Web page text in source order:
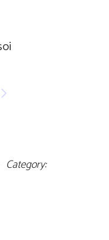
Category: